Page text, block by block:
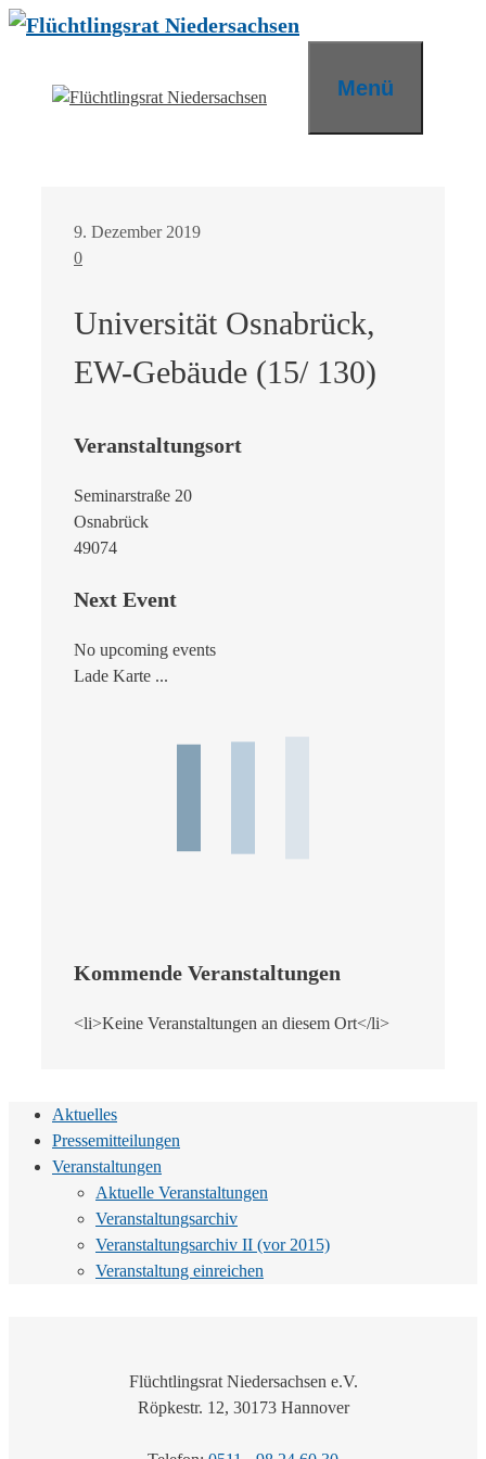
Zum
Menü
9. Dezember 2019
0
Universität Osnabrück,
EW-Gebäude (15/ 130)
Veranstaltungsort
Seminarstraße 20
Osnabrück
49074
Next Event
No upcoming events
Lade Karte ...
Kommende Veranstaltungen
<li>Keine Veranstaltungen an diesem Ort</li>
Aktuelles
Pressemitteilungen
Veranstaltungen
Aktuelle Veranstaltungen
Veranstaltungsarchiv
Veranstaltungsarchiv II (vor 2015)
Veranstaltung einreichen
Flüchtlingsrat Niedersachsen e.V.
Röpkestr. 12, 30173 Hannover